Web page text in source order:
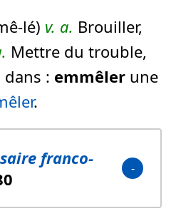
lé) v. a. Brouiller,
Mettre du trouble,
: emmêler une
.
franco-